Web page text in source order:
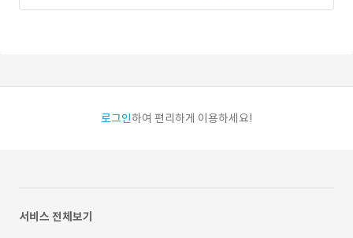
로그인하여 편리하게 이용하세요!
서비스 전체보기